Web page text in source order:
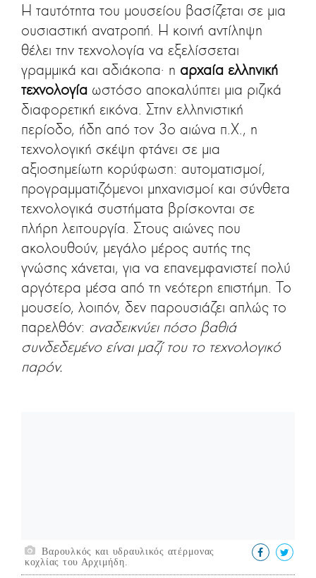
Η ταυτότητα του μουσείου βασίζεται σε μια
ουσιαστική ανατροπή. Η κοινή αντίληψη
θέλει την τεχνολογία να εξελίσσεται
γραμμικά και αδιάκοπα· η αρχαία ελληνική
τεχνολογία ωστόσο αποκαλύπτει μια ριζικά
διαφορετική εικόνα. Στην ελληνιστική
περίοδο, ήδη από τον 3ο αιώνα π.Χ., η
τεχνολογική σκέψη φτάνει σε μια
αξιοσημείωτη κορύφωση: αυτοματισμοί,
προγραμματιζόμενοι μηχανισμοί και σύνθετα
τεχνολογικά συστήματα βρίσκονται σε
πλήρη λειτουργία. Στους αιώνες που
ακολουθούν, μεγάλο μέρος αυτής της
γνώσης χάνεται, για να επανεμφανιστεί πολύ
αργότερα μέσα από τη νεότερη επιστήμη. Το
μουσείο, λοιπόν, δεν παρουσιάζει απλώς το
παρελθόν: αναδεικνύει πόσο βαθιά
συνδεδεμένο είναι μαζί του το τεχνολογικό
παρόν.
Βαρουλκός και υδραυλικός ατέρμονας
κοχλίας του Αρχιμήδη.